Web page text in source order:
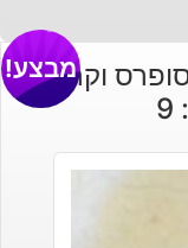
וקרנליאן
מבצע!